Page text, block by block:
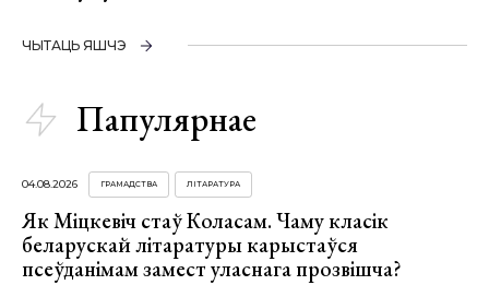
ЧЫТАЦЬ ЯШЧЭ
Папулярнае
04.08.2026 ГРАМАДСТВА ЛІТАРАТУРА
Як Міцкевіч стаў Коласам. Чаму класік
беларускай літаратуры карыстаўся
псеўданімам замест уласнага прозвішча?